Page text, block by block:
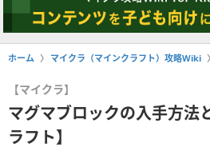
ホーム マイクラ（マインクラフト）攻略Wiki
【マイクラ】
マグマブロックの入手方法
ラフト】